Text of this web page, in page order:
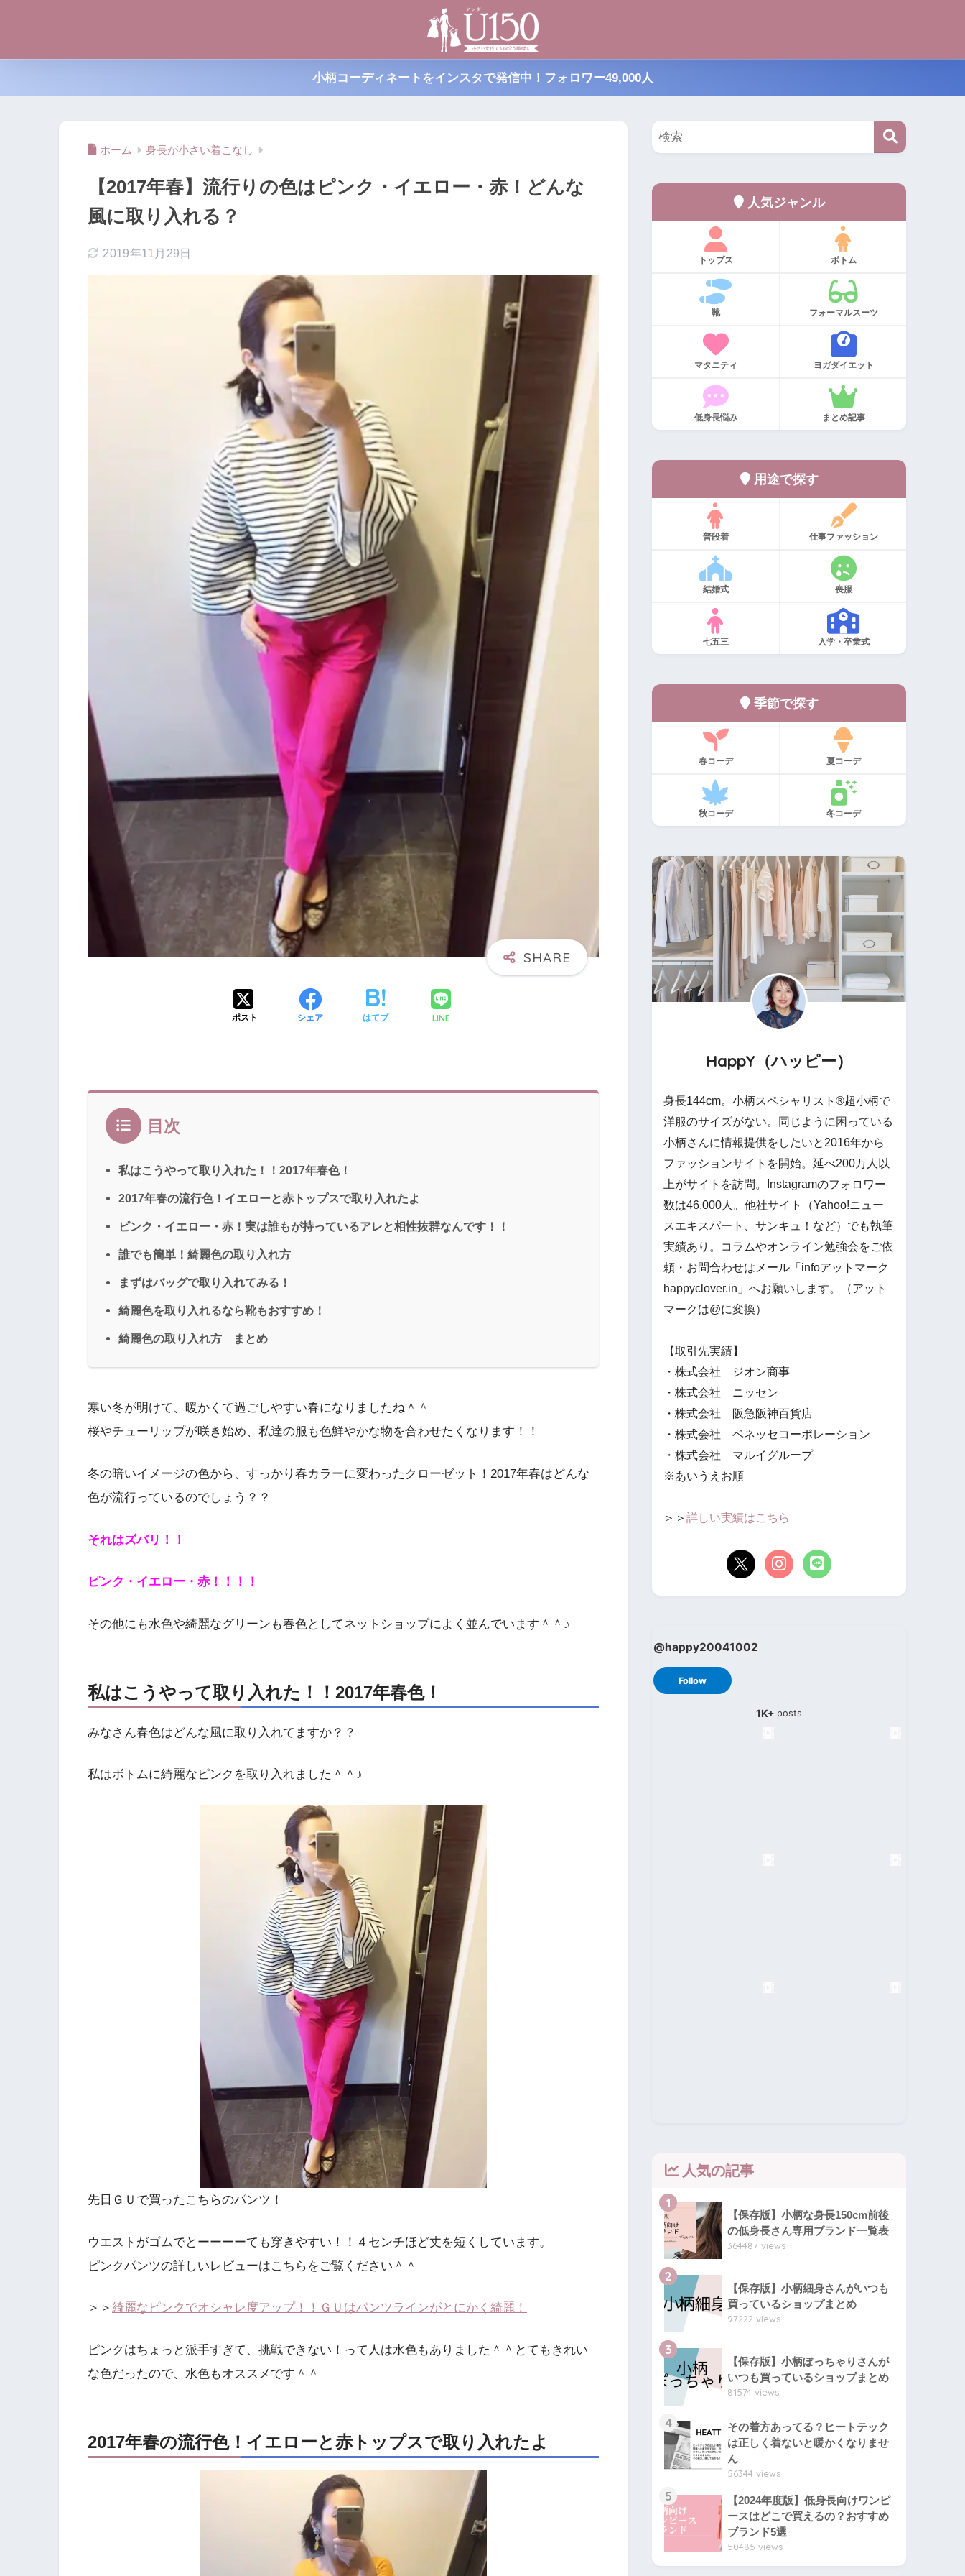
小柄コーディネートをインスタで発信中！フォロワー49,000人
ホーム 身長が小さい着こなし
【2017年春】流行りの色はピンク・イエロー・赤！どんな
風に取り入れる？
2019年11月29日
ポスト シェア はてブ LINE
目次
私はこうやって取り入れた！！2017年春色！
2017年春の流行色！イエローと赤トップスで取り入れたよ
ピンク・イエロー・赤！実は誰もが持っているアレと相性抜群なんです！！
誰でも簡単！綺麗色の取り入れ方
まずはバッグで取り入れてみる！
綺麗色を取り入れるなら靴もおすすめ！
綺麗色の取り入れ方 まとめ
寒い冬が明けて、暖かくて過ごしやすい春になりましたね＾＾
桜やチューリップが咲き始め、私達の服も色鮮やかな物を合わせたくなります！！
冬の暗いイメージの色から、すっかり春カラーに変わったクローゼット！2017年春はどんな
色が流行っているのでしょう？？
それはズバリ！！
ピンク・イエロー・赤！！！！
その他にも水色や綺麗なグリーンも春色としてネットショップによく並んでいます＾＾♪
私はこうやって取り入れた！！2017年春色！
みなさん春色はどんな風に取り入れてますか？？
私はボトムに綺麗なピンクを取り入れました＾＾♪
先日ＧＵで買ったこちらのパンツ！
ウエストがゴムでとーーーーても穿きやすい！！４センチほど丈を短くしています。
ピンクパンツの詳しいレビューはこちらをご覧ください＾＾
＞＞ 綺麗なピンクでオシャレ度アップ！！ＧＵはパンツラインがとにかく綺麗！
ピンクはちょっと派手すぎて、挑戦できない！って人は水色もありました＾＾とてもきれい
な色だったので、水色もオススメです＾＾
2017年春の流行色！イエローと赤トップスで取り入れたよ
人気ジャンル
トップス ボトム
靴 フォーマルスーツ
マタニティ ヨガダイエット
低身長悩み まとめ記事
用途で探す
普段着 仕事ファッション
結婚式 喪服
七五三 入学・卒業式
季節で探す
春コーデ 夏コーデ
秋コーデ 冬コーデ
HappY（ハッピー）
身長144cm。小柄スペシャリスト®︎超小柄で
洋服のサイズがない。同じように困っている
小柄さんに情報提供をしたいと2016年から
ファッションサイトを開始。延べ200万人以
上がサイトを訪問。Instagramのフォロワー
数は46,000人。他社サイト（Yahoo!ニュー
スエキスパート、サンキュ！など）でも執筆
実績あり。コラムやオンライン勉強会をご依
頼・お問合わせはメール「infoアットマーク
happyclover.in」へお願いします。（アット
マークは@に変換）
【取引先実績】
・株式会社 ジオン商事
・株式会社 ニッセン
・株式会社 阪急阪神百貨店
・株式会社 ベネッセコーポレーション
・株式会社 マルイグループ
※あいうえお順
＞＞ 詳しい実績はこちら
人気の記事
1
【保存版】小柄な身長150cm前後
の低身長さん専用ブランド一覧表
364487 views
2
【保存版】小柄細身さんがいつも
買っているショップまとめ
97222 views
3
【保存版】小柄ぽっちゃりさんが
いつも買っているショップまとめ
81574 views
4
その着方あってる？ヒートテック
は正しく着ないと暖かくなりませ
ん
56344 views
5
【2024年度版】低身長向けワンピ
ースはどこで買えるの？おすすめ
ブランド5選
50485 views